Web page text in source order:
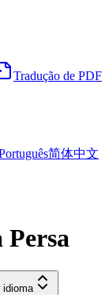
Tradução de PDF
简体中文
idioma